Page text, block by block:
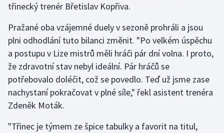
třinecký trenér Břetislav Kopřiva.
Pražané oba vzájemné duely v sezoně prohráli a jsou
plni odhodlání tuto bilanci změnit. "Po velkém úspěchu
a postupu v Lize mistrů měli hráči pár dní volna. I proto,
že zdravotní stav nebyl ideální. Pár hráčů se
potřebovalo doléčit, což se povedlo. Teď už jsme zase
nachystaní pokračovat v plné síle," řekl asistent trenéra
Zdeněk Moták.
"Třinec je týmem ze špice tabulky a favorit na titul,